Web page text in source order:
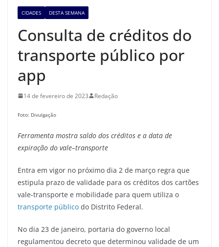
CIDADES DESTA SEMANA
Consulta de créditos do
transporte público por
app
14 de fevereiro de 2023 Redação
Foto: Divulgação
Ferramenta mostra saldo dos créditos e a data de
expiração do vale–transporte
Entra em vigor no próximo dia 2 de março regra que
estipula prazo de validade para os créditos dos cartões
vale-transporte e mobilidade para quem utiliza o
transporte público do Distrito Federal.
No dia 23 de janeiro, portaria do governo local
regulamentou decreto que determinou validade de um